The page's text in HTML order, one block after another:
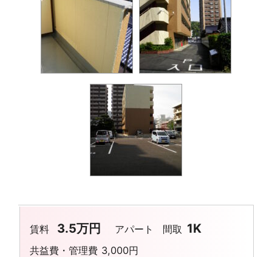
賃料 3.5万円 アパート 間取 1K
共益費・管理費 3,000円